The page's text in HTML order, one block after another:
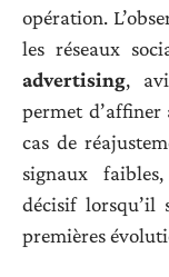
opération.
les réseaux
advertising,
permet
cas de
signaux
décisif lorsqu’il
premières